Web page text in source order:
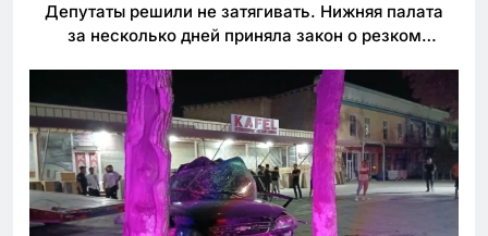
Депутаты решили не затягивать. Нижняя палата
за несколько дней приняла закон о резком